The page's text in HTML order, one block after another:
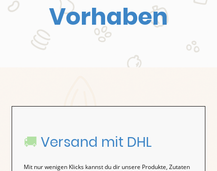
Vorhaben
🚚 Versand mit DHL
Mit nur wenigen Klicks kannst du dir unsere Produkte, Zutaten